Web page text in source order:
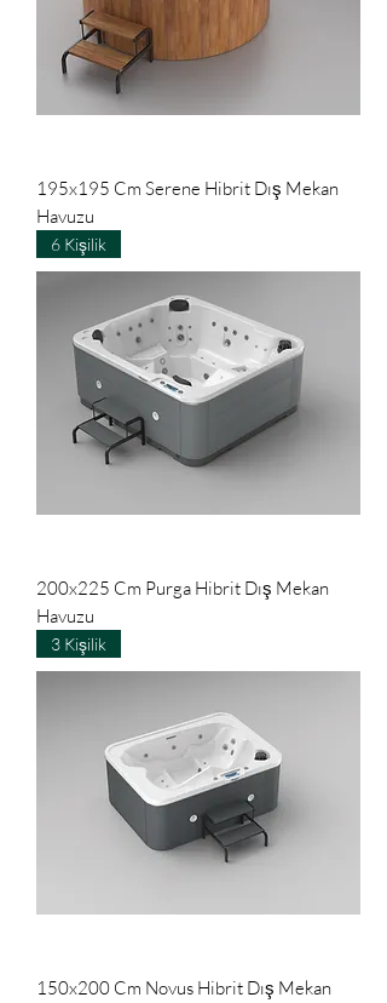
195x195 Cm Serene Hibrit Dış Mekan
Havuzu
6 Kişilik
200x225 Cm Purga Hibrit Dış Mekan
Havuzu
3 Kişilik
150x200 Cm Novus Hibrit Dış Mekan